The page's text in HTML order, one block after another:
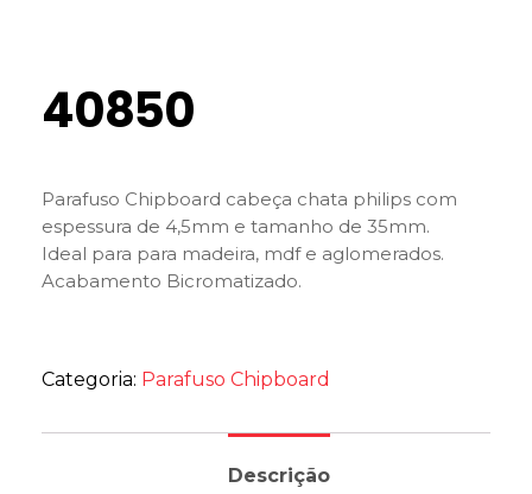
40850
Parafuso Chipboard cabeça chata philips com
espessura de 4,5mm e tamanho de 35mm.
Ideal para para madeira, mdf e aglomerados.
Acabamento Bicromatizado.
Categoria: Parafuso Chipboard
Descrição